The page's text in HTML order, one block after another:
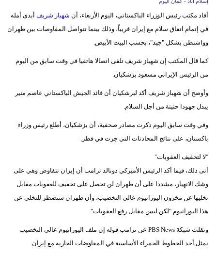
علوم
وتكنولوجيا
أبراج
أفاد مكتب رئيس الوزراء الباكستاني، اليوم الأربعاء، أن شهباز شريف أبدى أمله
في إتمام اتفاق سلام مع إيران قريباً، وذلك بينما تتواصل المفاوصات بين طهران
وواشنطن بشكل "جيد"، بحسب البيت الأبيض.
كما قال المكتب إن شهباز شريف تلقى اتصالا هاتفيا في وقت سابق من اليوم
من الرئيس الإيراني مسعود بزشكيان.
وأوضح أن شهباز شريف أكد لبزشكيان أن قائد الجيش الباكستاني عاصم منير
يبذل جهودا حثيثة من أجل السلام.
وفي وقت سابق اليوم ذكرت مصادر صحفية، أن بزشكيان، أطلع رئيس وزراء
باكستان، على نتائج المحادثات التي جرت في قطر.
"لا لتخفيف العقوبات"
أتى ذلك، فيما أكد الرئيس الأميركي دونالد ترامب أن إيران تتفاوض وهي على
وشك الانهيار، مشددا على أن طهران لن تحصل على تخفيف للعقوبات مقابل
تخليها عن مخزون اليورانيوم عالي التخصيب، وأن طهران ستضطر للتخلي عن
هذا اليورانيوم "لكن ليس مقابل رفع العقوبات".
ونقلت شبكة PBS News عن ترامب قوله إن ملف اليورانيوم عالي التخصيب
يمثل أحد الخطوط الحمراء الأساسية في المفاوضات الجارية مع إيران.